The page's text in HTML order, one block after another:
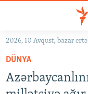
Əsas
qayıt
Əsas
naviqasiyaya
#İZAHLA
KORRUPSIOMETR
2026, 10 Avqust, bazar
DÜNYA